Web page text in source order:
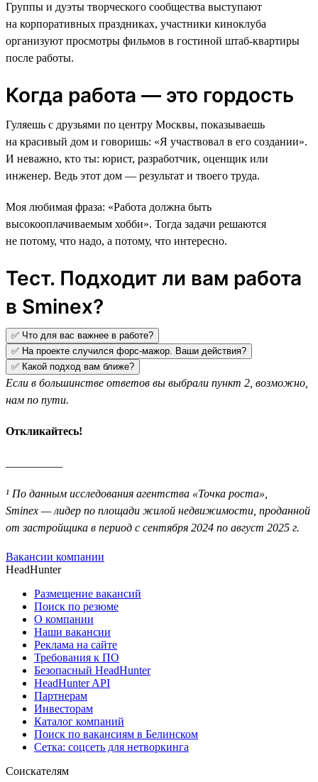
Группы и дуэты творческого сообщества выступают
на корпоративных праздниках, участники киноклуба
организуют просмотры фильмов в гостиной штаб-квартиры
после работы.
Когда работа — это гордость
Гуляешь с друзьями по центру Москвы, показываешь
на красивый дом и говоришь: «Я участвовал в его создании».
И неважно, кто ты: юрист, разработчик, оценщик или
инженер. Ведь этот дом — результат и твоего труда.
Моя любимая фраза: «Работа должна быть
высокооплачиваемым хобби». Тогда задачи решаются
не потому, что надо, а потому, что интересно.
Тест. Подходит ли вам работа
в Sminex?
✅ Что для вас важнее в работе?
✅ На проекте случился форс-мажор. Ваши действия?
✅ Какой подход вам ближе?
Если в большинстве ответов вы выбрали пункт 2, возможно,
нам по пути.
Откликайтесь!
¹ По данным исследования агентства «Точка роста»,
Sminex — лидер по площади жилой недвижимости, проданной
от застройщика в период с сентября 2024 по август 2025 г.
Вакансии компании
HeadHunter
Размещение вакансий
Поиск по резюме
О компании
Наши вакансии
Реклама на сайте
Требования к ПО
Безопасный HeadHunter
HeadHunter API
Партнерам
Инвесторам
Каталог компаний
Поиск по вакансиям в Белинском
Сетка: соцсеть для нетворкинга
Соискателям